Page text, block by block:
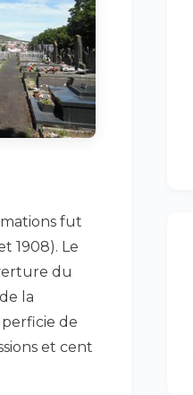
fut
1908). Le
du
la
de
et cent